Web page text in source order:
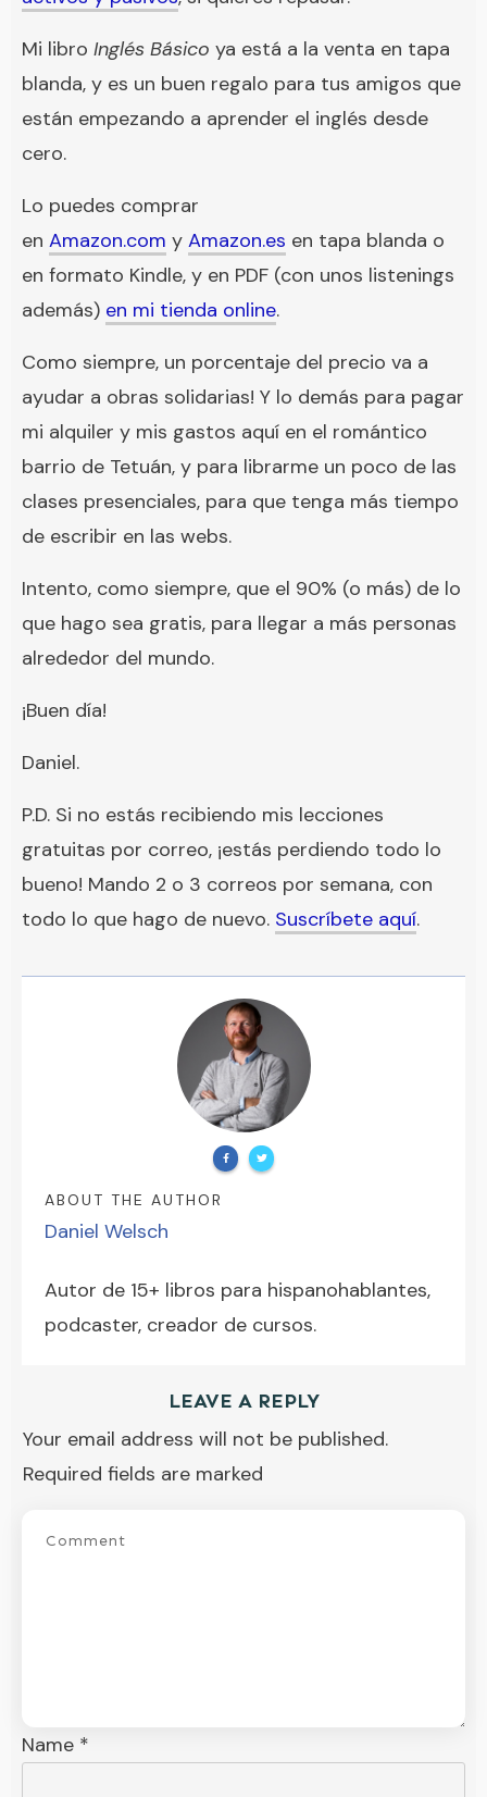
Mi libro Inglés Básico ya está a la venta en tapa
blanda, y es un buen regalo para tus amigos que
están empezando a aprender el inglés desde
cero.
Lo puedes comprar
en Amazon.com y Amazon.es en tapa blanda o
en formato Kindle, y en PDF (con unos listenings
además) en mi tienda online.
Como siempre, un porcentaje del precio va a
ayudar a obras solidarias! Y lo demás para pagar
mi alquiler y mis gastos aquí en el romántico
barrio de Tetuán, y para librarme un poco de las
clases presenciales, para que tenga más tiempo
de escribir en las webs.
Intento, como siempre, que el 90% (o más) de lo
que hago sea gratis, para llegar a más personas
alrededor del mundo.
¡Buen día!
Daniel.
P.D. Si no estás recibiendo mis lecciones
gratuitas por correo, ¡estás perdiendo todo lo
bueno! Mando 2 o 3 correos por semana, con
todo lo que hago de nuevo. Suscríbete aquí.
ABOUT THE AUTHOR
Daniel Welsch
Autor de 15+ libros para hispanohablantes,
podcaster, creador de cursos.
LEAVE A REPLY
Your email address will not be published.
Required fields are marked
Name *